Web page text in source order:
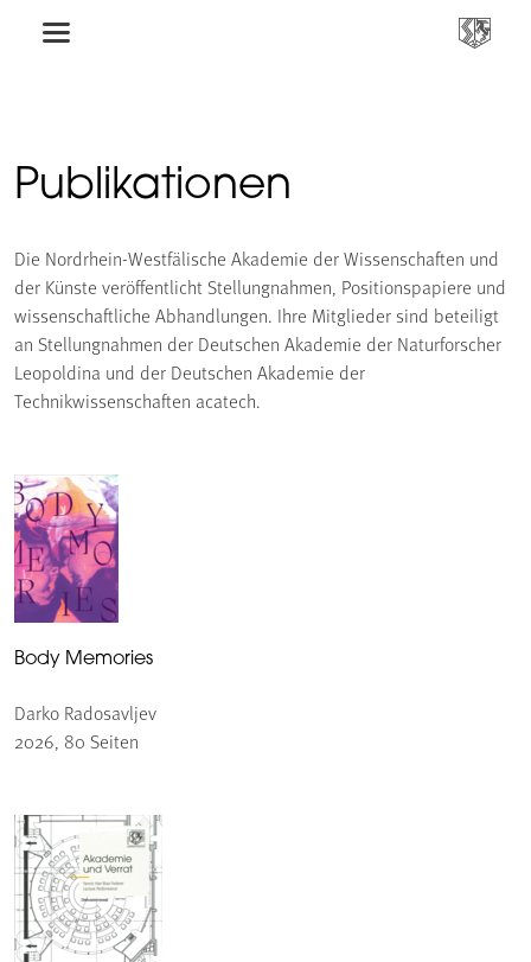
Publikationen
Die Nordrhein-Westfälische Akademie der Wissenschaften und
der Künste veröffentlicht Stellungnahmen, Positionspapiere und
wissenschaftliche Abhandlungen. Ihre Mitglieder sind beteiligt
an Stellungnahmen der Deutschen Akademie der Naturforscher
Leopoldina und der Deutschen Akademie der
Technikwissenschaften acatech.
Body Memories
Darko Radosavljev
2026, 80 Seiten